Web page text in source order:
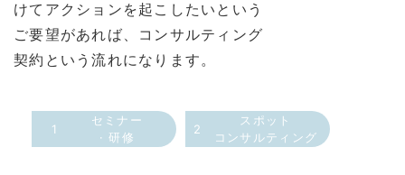
けてアクションを起こしたいという
ご要望があれば、コンサルティング
契約という流れになります。
1
セミナー
· 研修
2
スポット
コンサルティング